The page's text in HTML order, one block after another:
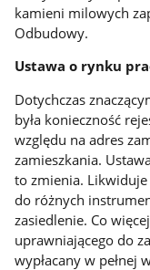
kamieni milowych
Odbudowy.
Ustawa o rynku
Dotychczas
była konieczność
względu na adres
zamieszkania.
to zmienia.
do różnych
zasiedlenie. Co
uprawniającego do
wypłacany w pełnej